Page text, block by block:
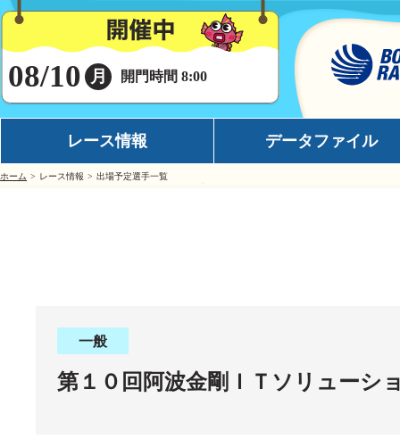
08/10 月 開門時間 8:00
レース情報
出走表・前日予想PDF
データファイル
ホーム レース情報 出場予定選手一覧
一般
第１０回阿波金剛ＩＴソリューシ